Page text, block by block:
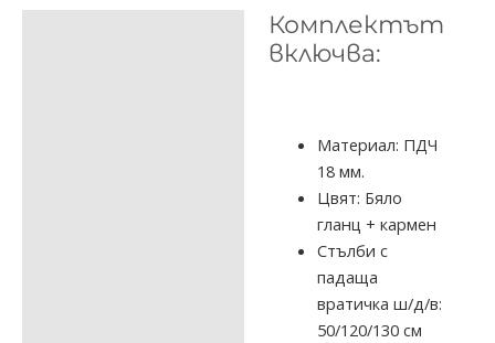
Комплектът
включва:
Материал: ПДЧ
18 мм.
Цвят: Бяло
гланц + кармен
Стълби с
падаща
вратичка ш/д/в:
50/120/130 см